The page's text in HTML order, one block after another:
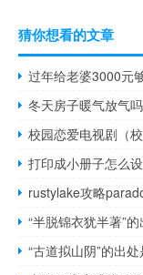
猜你想看的文章
过年给老婆3000元
冬天房子暖气放气吗
校园恋爱电视剧（
打印成小册子怎么
rustylake攻略
“半脱锦衣犹半著”
“古道拟山阴”的出处